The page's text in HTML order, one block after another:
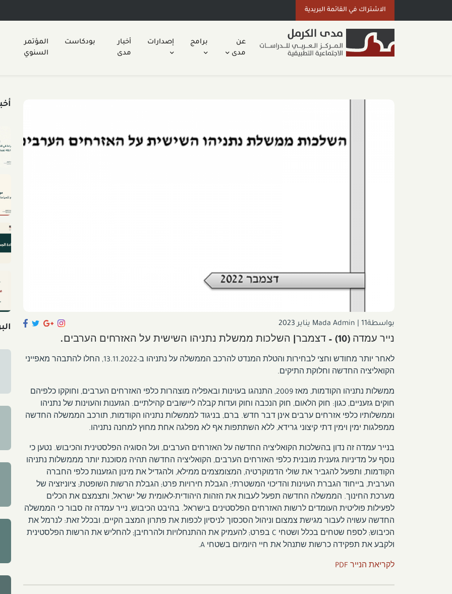
الاشتراك في القائمة البريدية
عن
مدى
برامج إصدارات
أخبار
مدى
بودكاست
المؤتمر
السنوي
بواسطةMada Admin11 يناير 2023
נייר עמדה (10) – דצמבר| השלכות ממשלת נתניהו השישית על האזרחים הערבים.
לאחר יותר מחודש וחצי לבחירות והטלת המנדט להרכב הממשלה על נתניהו ב-13.11.2022, החלו להתבהר מאפייני
הקואליציה החדשה וחלוקת התיקים.
ממשלות נתניהו הקודמות, מאז 2009, התנהגו בעוינות ובאפליה מוצהרות כלפי האזרחים הערבים, וחוקקו כלפיהם
חוקים גזעניים, כגון: חוק הלאום, חוק הנכבה וחוק ועדות קבלה ליישובים קהילתיים. הגזענות והעוינות של נתניהו
וממשלותיו כלפי אזרחים ערבים אינן דבר חדש. ברם, בניגוד לממשלות נתניהו הקודמות, תורכב הממשלה החדשה
ממפלגות ימין וימין דתי קיצוני גרידא, ללא השתתפות אף לא מפלגה אחת מחוץ למחנה נתניהו.
בנייר עמדה זה נדון בהשלכות הקואליציה החדשה על האזרחים הערבים, ועל הסוגיה הפלסטינית והכיבוש. נטען כי
נוסף על מדיניות גזענית מובנית כלפי האזרחים הערבים, הקואליציה החדשה תהיה מסוכנת יותר מממשלות נתניהו
הקודמות, ותפעל להגביר את שולי הדמוקרטיה, המצומצמים ממילא, ולהגדיל את מינון הגזענות כלפי החברה
הערבית, בייחוד הגברת העוינות והדיכוי המשטרתי; הגבלת חירויות פרט; הגבלת הרשות השופטת; ציוניזציה של
מערכת החינוך. הממשלה החדשה תפעל לעבות את הזהות היהודית-לאומית של ישראל, ותצמצם את הכלים
לפעילות פוליטית העומדים לרשות האזרחים הפלסטינים בישראל. בהיבט הכיבוש, נייר עמדה זה סבור כי הממשלה
החדשה עשויה לעבור מגישת צמצום וניהול הסכסוך לניסיון לכפות את פתרון המצב הקיים, ובכלל זאת: לנרמל את
הכיבוש; לספח שטחים בכלל ושטחי C בפרט; להעמיק את ההתנחלויות ולהרחיבן; להחליש את הרשות הפלסטינית
ולקבע את תפקידה כרשות שתנהל את חיי היומיום בשטחי A.
לקריאת הנייר PDF